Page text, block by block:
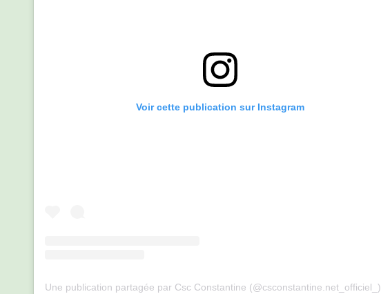
Voir cette publication sur Instagram
Une publication partagée par Csc Constantine (@csconstantine.net_officiel_)